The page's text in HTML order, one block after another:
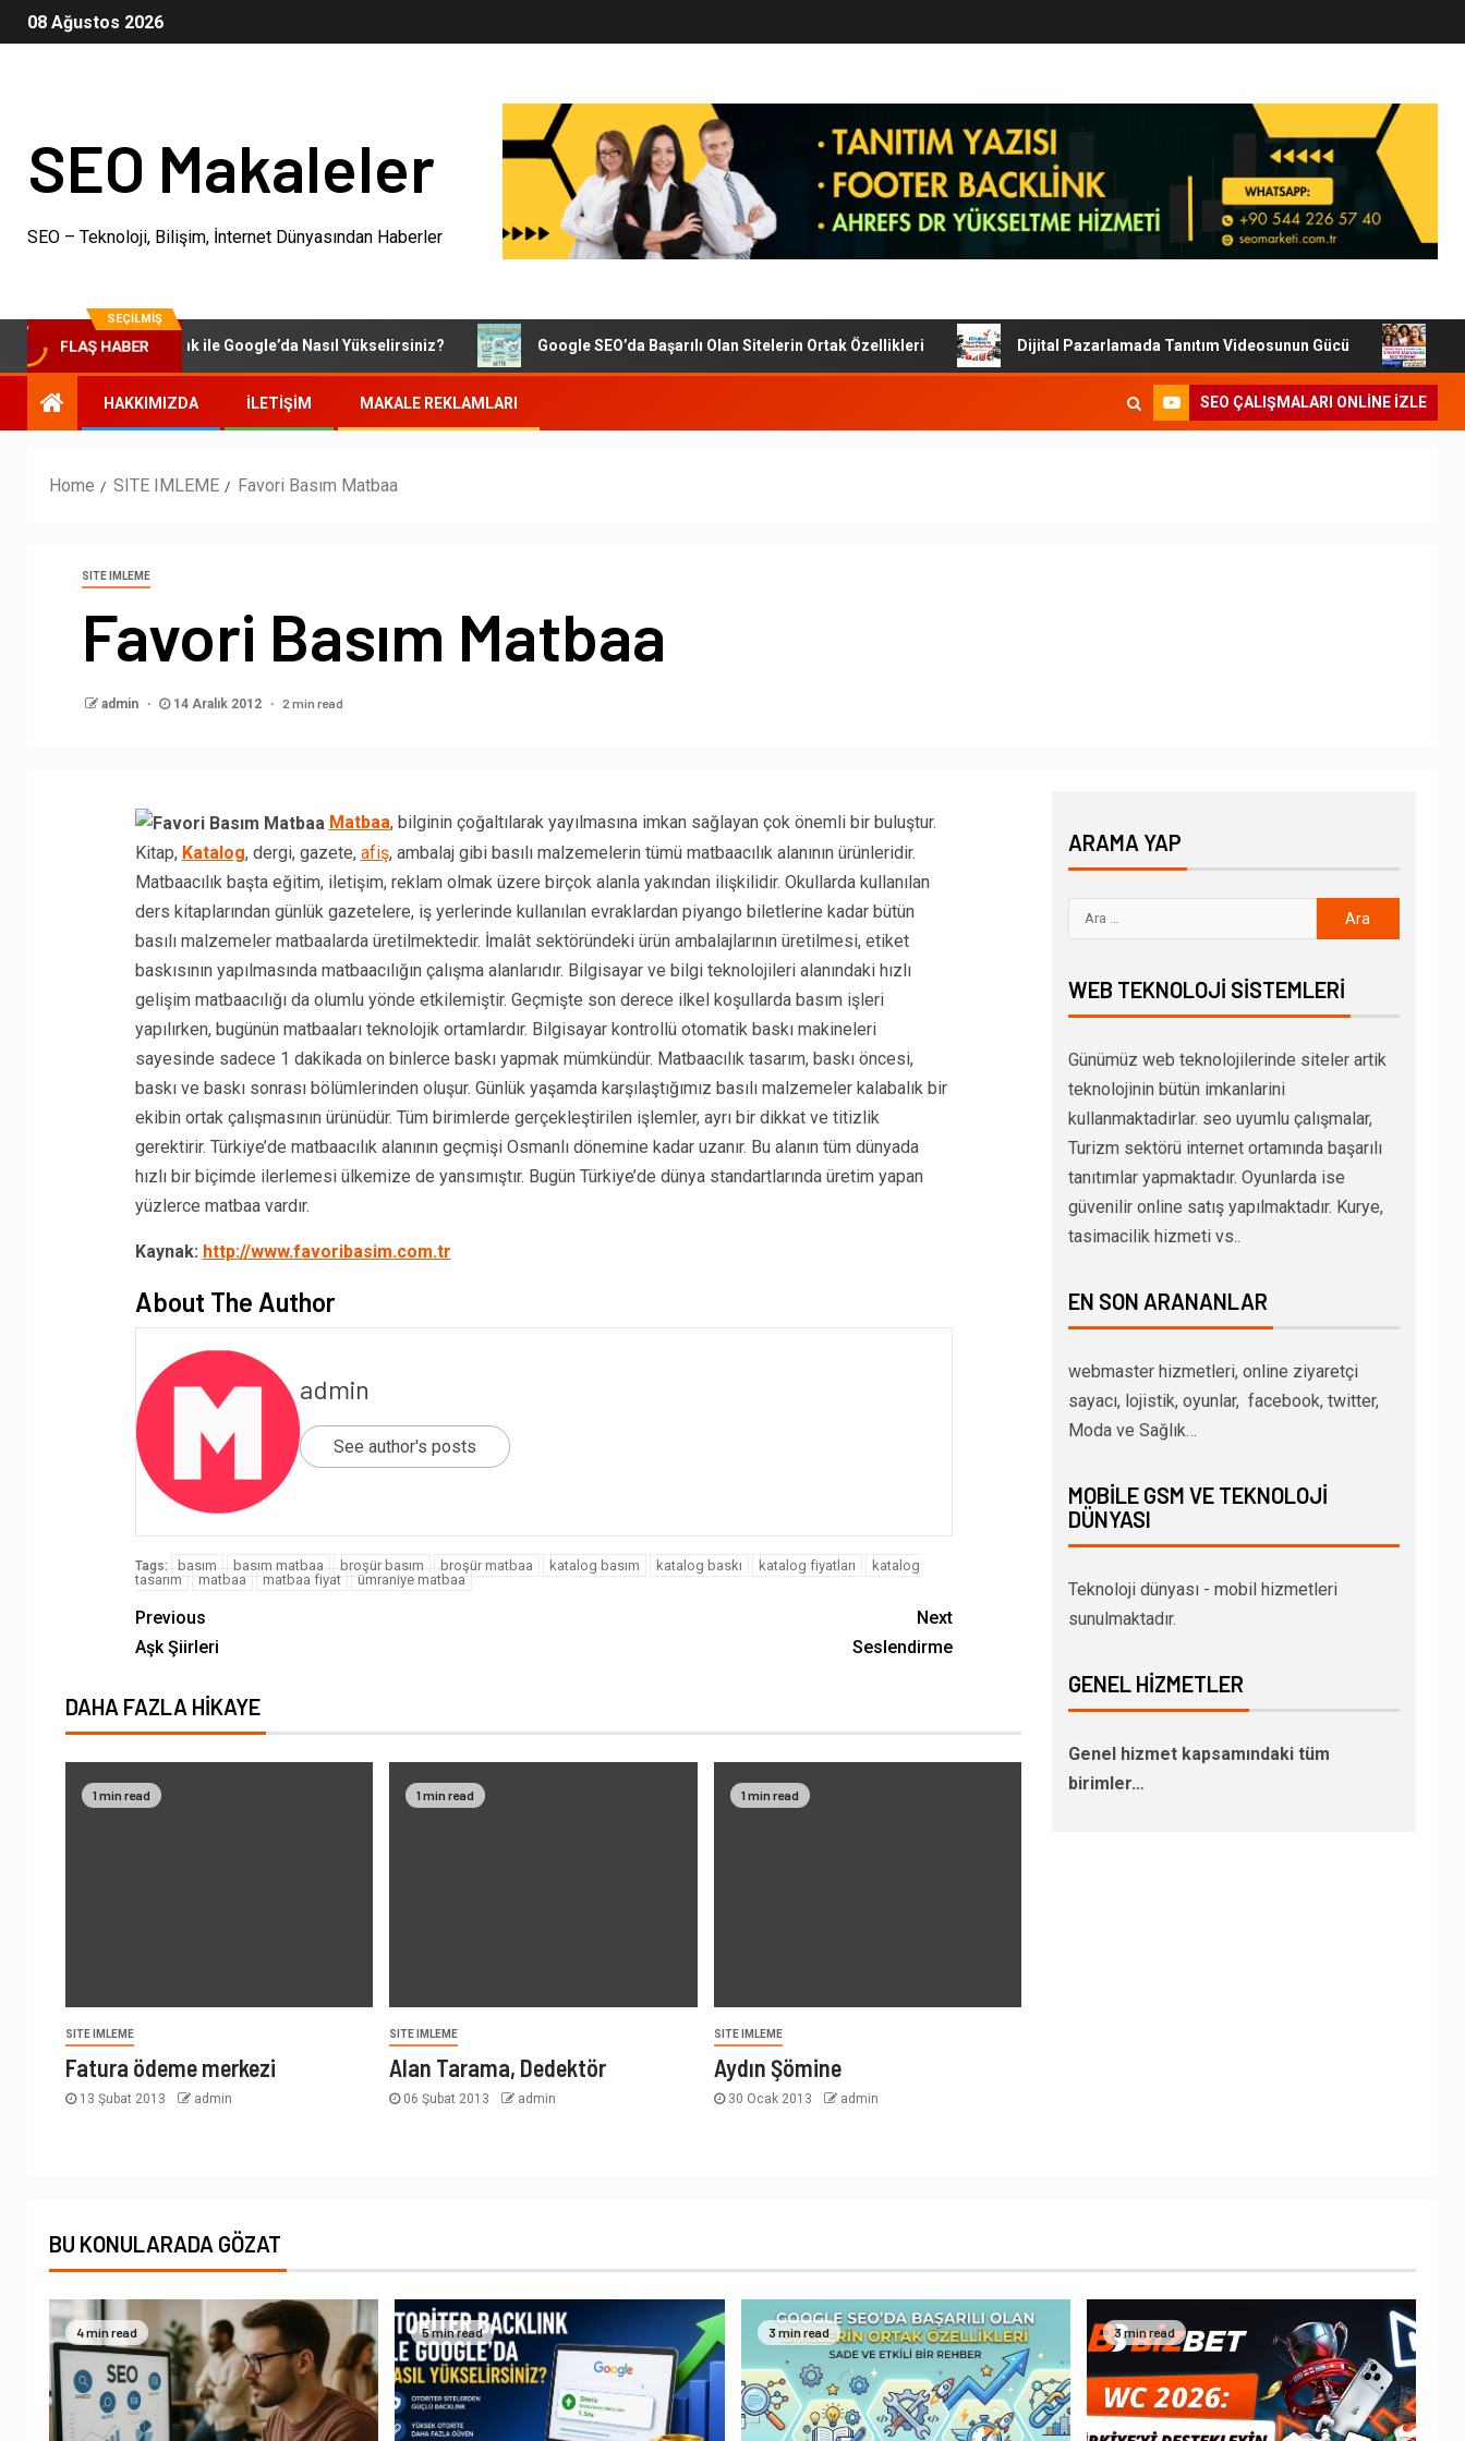
08 Ağustos 2026
SEO Makaleler
SEO – Teknoloji, Bilişim, İnternet Dünyasından Haberler
SEÇILMIŞ
FLAŞ HABER
Otoriter Backlink ile Google’da Nasıl Yükselirsiniz? Google SEO’da Başarılı Olan Sitelerin Ortak Özellikleri Dijital Pazarlamada Tanıtım Videosunun Gücü
HAKKIMIZDA İLETIŞIM MAKALE REKLAMLARI SEO ÇALIŞMALARI ONLINE IZLE
Home SITE IMLEME Favori Basım Matbaa
SITE IMLEME
Favori Basım Matbaa
admin 14 Aralık 2012 2 min read
Matbaa, bilginin çoğaltılarak yayılmasına imkan sağlayan çok önemli bir buluştur.
Kitap, Katalog, dergi, gazete, afiş, ambalaj gibi basılı malzemelerin tümü matbaacılık alanının ürünleridir.
Matbaacılık başta eğitim, iletişim, reklam olmak üzere birçok alanla yakından ilişkilidir. Okullarda kullanılan
ders kitaplarından günlük gazetelere, iş yerlerinde kullanılan evraklardan piyango biletlerine kadar bütün
basılı malzemeler matbaalarda üretilmektedir. İmalât sektöründeki ürün ambalajlarının üretilmesi, etiket
baskısının yapılmasında matbaacılığın çalışma alanlarıdır. Bilgisayar ve bilgi teknolojileri alanındaki hızlı
gelişim matbaacılığı da olumlu yönde etkilemiştir. Geçmişte son derece ilkel koşullarda basım işleri
yapılırken, bugünün matbaaları teknolojik ortamlardır. Bilgisayar kontrollü otomatik baskı makineleri
sayesinde sadece 1 dakikada on binlerce baskı yapmak mümkündür. Matbaacılık tasarım, baskı öncesi,
baskı ve baskı sonrası bölümlerinden oluşur. Günlük yaşamda karşılaştığımız basılı malzemeler kalabalık bir
ekibin ortak çalışmasının ürünüdür. Tüm birimlerde gerçekleştirilen işlemler, ayrı bir dikkat ve titizlik
gerektirir. Türkiye’de matbaacılık alanının geçmişi Osmanlı dönemine kadar uzanır. Bu alanın tüm dünyada
hızlı bir biçimde ilerlemesi ülkemize de yansımıştır. Bugün Türkiye’de dünya standartlarında üretim yapan
yüzlerce matbaa vardır.
Kaynak: http://www.favoribasim.com.tr
About The Author
admin
See author's posts
Tags: basım basım matbaa broşür basım broşür matbaa katalog basım katalog baskı katalog fiyatları
katalog
tasarım
matbaa matbaa fiyat ümraniye matbaa
Previous
Aşk Şiirleri
Next
Seslendirme
DAHA FAZLA HIKAYE
1 min read
SITE IMLEME
Fatura ödeme merkezi
13 Şubat 2013 admin
1 min read
SITE IMLEME
Alan Tarama, Dedektör
06 Şubat 2013 admin
1 min read
SITE IMLEME
Aydın Şömine
30 Ocak 2013 admin
ARAMA YAP
WEB TEKNOLOJI SISTEMLERI
Günümüz web teknolojilerinde siteler artik
teknolojinin bütün imkanlarini
kullanmaktadirlar. seo uyumlu çalışmalar,
Turizm sektörü internet ortamında başarılı
tanıtımlar yapmaktadır. Oyunlarda ise
güvenilir online satış yapılmaktadır. Kurye,
tasimacilik hizmeti vs..
EN SON ARANANLAR
webmaster hizmetleri, online ziyaretçi
sayacı, lojistik, oyunlar, facebook, twitter,
Moda ve Sağlık…
MOBILE GSM VE TEKNOLOJI
DÜNYASI
Teknoloji dünyası - mobil hizmetleri
sunulmaktadır.
GENEL HIZMETLER
Genel hizmet kapsamındaki tüm
birimler…
BU KONULARADA GÖZAT
4 min read 5 min read 3 min read 3 min read